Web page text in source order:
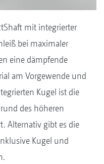
mit integrierter
bei maximaler
eine dämpfende
am Vorgewende und
Kugel ist die
des höheren
Alternativ gibt es die
Kugel und